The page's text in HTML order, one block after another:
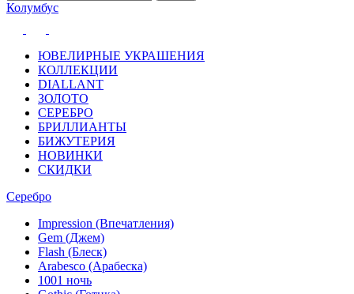
Колумбус
ЮВЕЛИРНЫЕ УКРАШЕНИЯ
КОЛЛЕКЦИИ
DIALLANT
ЗОЛОТО
СЕРЕБРО
БРИЛЛИАНТЫ
БИЖУТЕРИЯ
НОВИНКИ
СКИДКИ
Серебро
Impression (Впечатления)
Gem (Джем)
Flash (Блеск)
Arabesco (Арабеска)
1001 ночь